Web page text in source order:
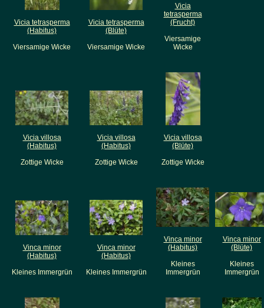
Vicia tetrasperma
(Habitus)
Viersamige Wicke
Vicia tetrasperma
(Blüte)
Viersamige Wicke
Vicia
tetrasperma
(Frucht)
Viersamige
Wicke
Vicia villosa
(Habitus)
Zottige Wicke
Vicia villosa
(Habitus)
Zottige Wicke
Vicia villosa
(Blüte)
Zottige Wicke
Vinca minor
(Habitus)
Kleines Immergrün
Vinca minor
(Habitus)
Kleines Immergrün
Vinca minor
(Habitus)
Kleines
Immergrün
Vinca minor
(Blüte)
Kleines
Immergrün